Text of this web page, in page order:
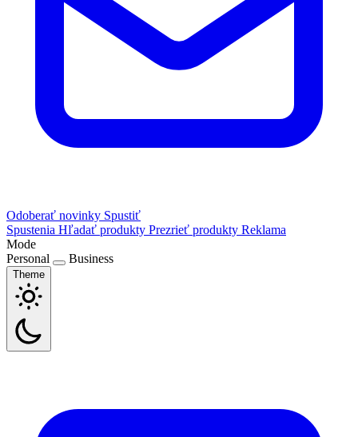
Odoberať novinky Spustiť
Spustenia Hľadať produkty Prezrieť produkty Reklama
Mode
Personal
Business
Theme